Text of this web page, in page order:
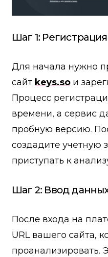
Шаг 1:
Для начала нужно
сайт keys.so и
Процесс
времени, а сервис
пробную версию.
создадите учетную
приступать к
Шаг 2: Ввод
После входа на
URL вашего сайта,
проанализировать.